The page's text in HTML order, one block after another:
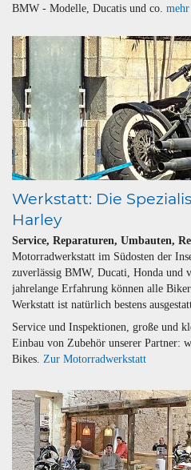
BMW - Modelle, Ducatis und co.
Werkstatt: Die
Harley
Service, Reparaturen, Umbauten,
Motorradwerkstatt im Südosten der
zuverlässig BMW, Ducati, Honda und
jahrelange Erfahrung können alle
Werkstatt ist natürlich bestens
Service und Inspektionen, große und
Einbau von Zubehör unserer Partner:
Bikes. Zur Motorradwerkstatt